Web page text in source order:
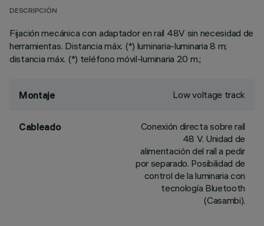
DESCRIPCIÓN
Fijación mecánica con adaptador en raíl 48V sin necesidad de
herramientas. Distancia máx. (*) luminaria-luminaria 8 m;
distancia máx. (*) teléfono móvil-luminaria 20 m.;
Montaje Low voltage track
Cableado
Conexión directa sobre raíl
48 V. Unidad de
alimentación del raíl a pedir
por separado. Posibilidad de
control de la luminaria con
tecnología Bluetooth
(Casambi).